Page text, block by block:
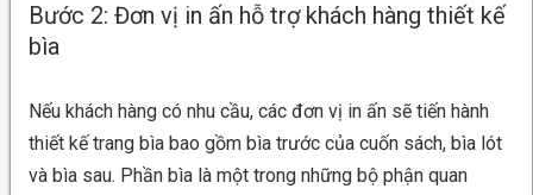
Bước 2: Đơn vị in ấn hỗ trợ khách hàng thiết kế
bìa
Nếu khách hàng có nhu cầu, các đơn vị in ấn sẽ tiến hành
thiết kế trang bìa bao gồm bìa trước của cuốn sách, bìa lót
và bìa sau. Phần bìa là một trong những bộ phận quan